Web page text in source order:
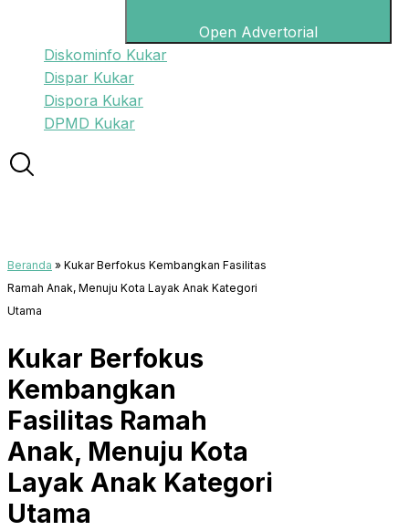
Open Advertorial
Diskominfo Kukar
Dispar Kukar
Dispora Kukar
DPMD Kukar
Beranda » Kukar Berfokus Kembangkan Fasilitas
Ramah Anak, Menuju Kota Layak Anak Kategori
Utama
Kukar Berfokus
Kembangkan
Fasilitas Ramah
Anak, Menuju Kota
Layak Anak Kategori
Utama